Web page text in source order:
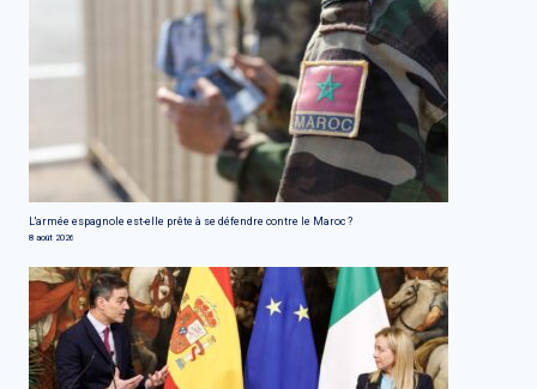
L'armée espagnole est-elle prête à se défendre contre le Maroc ?
8 août 2026